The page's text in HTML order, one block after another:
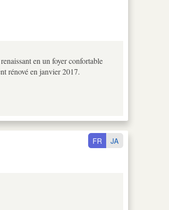
en un foyer confortable
rénové en janvier 2017.
FR JA